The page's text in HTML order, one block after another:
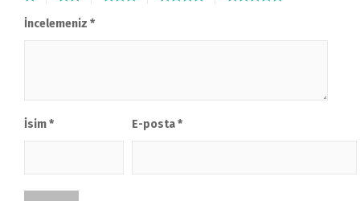
İncelemeniz *
İsim* E-posta*